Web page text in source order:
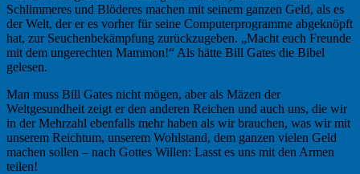
Schlimmeres und Blöderes machen mit seinem ganzen Geld, als es
der Welt, der er es vorher für seine Computerprogramme abgeknöpft
hat, zur Seuchenbekämpfung zurückzugeben. „Macht euch Freunde
mit dem ungerechten Mammon!“ Als hätte Bill Gates die Bibel
gelesen.
Man muss Bill Gates nicht mögen, aber als Mäzen der
Weltgesundheit zeigt er den anderen Reichen und auch uns, die wir
in der Mehrzahl ebenfalls mehr haben als wir brauchen, was wir mit
unserem Reichtum, unserem Wohlstand, dem ganzen vielen Geld
machen sollen – nach Gottes Willen: Lasst es uns mit den Armen
teilen!